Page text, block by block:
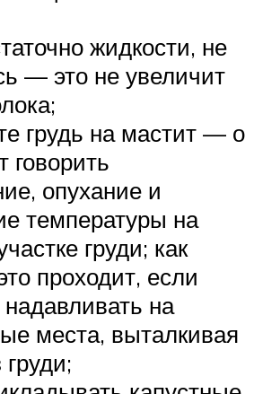
жидкости, не
— это не увеличит
грудь на мастит — о
говорить
опухание и
температуры на
груди; как
проходит, если
надавливать на
места, выталкивая